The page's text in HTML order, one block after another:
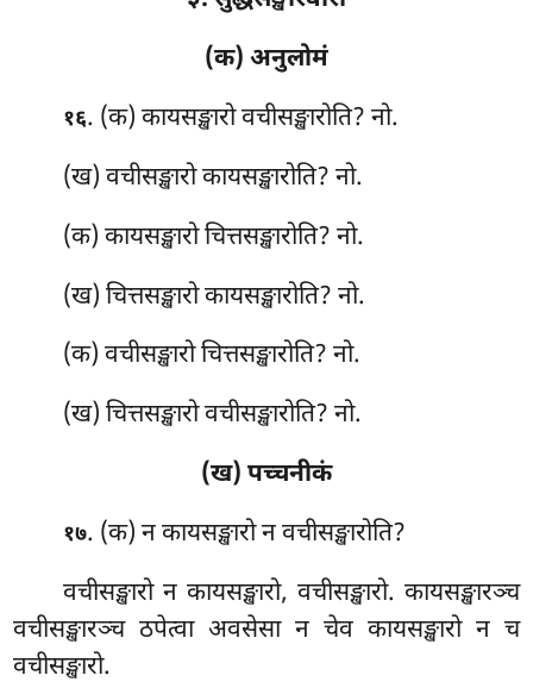
(क) अनुलोमं
१६. (क) कायसङ्खारो वचीसङ्खारोति? नो.
(ख) वचीसङ्खारो कायसङ्खारोति? नो.
(क) कायसङ्खारो चित्तसङ्खारोति? नो.
(ख) चित्तसङ्खारो कायसङ्खारोति? नो.
(क) वचीसङ्खारो चित्तसङ्खारोति? नो.
(ख) चित्तसङ्खारो वचीसङ्खारोति? नो.
(ख) पच्चनीकं
१७. (क) नकायसङ्खारो न वचीसङ्खारोति?
वचीसङ्खारो न कायसङ्खारो, वचीसङ्खारो. कायसङ्खारञ्च
वचीसङ्खारञ्च ठपेत्वा अवसेसा न चेव कायसङ्खारो न च
वचीसङ्खारो.